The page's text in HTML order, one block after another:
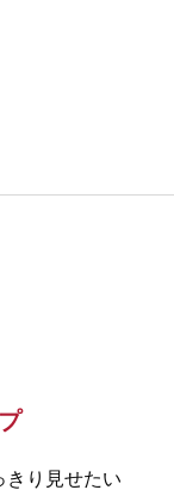
きり見せたい